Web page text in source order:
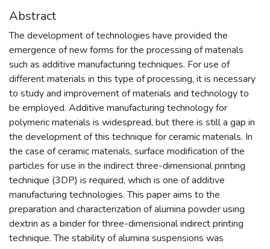
Abstract
The development of technologies have provided the
emergence of new forms for the processing of materials
such as additive manufacturing techniques. For use of
different materials in this type of processing, it is necessary
to study and improvement of materials and technology to
be employed. Additive manufacturing technology for
polymeric materials is widespread, but there is still a gap in
the development of this technique for ceramic materials. In
the case of ceramic materials, surface modification of the
particles for use in the indirect three-dimensional printing
technique (3DP) is required, which is one of additive
manufacturing technologies. This paper aims to the
preparation and characterization of alumina powder using
dextrin as a binder for three-dimensional indirect printing
technique. The stability of alumina suspensions was